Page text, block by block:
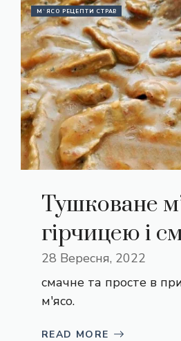
М`ЯСО РЕЦЕПТИ СТРАВ
Тушковане
гірчицею і
28 Вересня, 2022
смачне та просте в
м'ясо.
READ MORE